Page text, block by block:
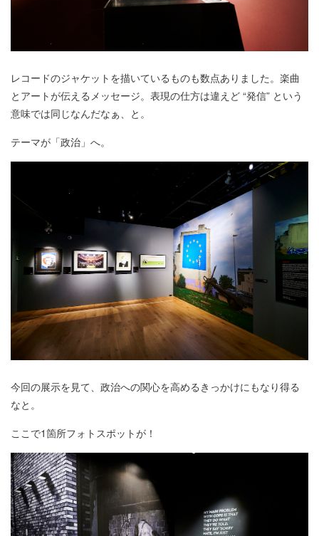
レコードのジャケットを描いているものも数点ありました。楽曲
とアートが伝えるメッセージ。表現の仕方は違えど “発信” という
意味では同じなんだなぁ、と。
テーマが「政治」へ。
今回の展示を見て、政治への関心を高めるきっかけにもなり得る
なと。
ここで1箇所フォトスポットが！